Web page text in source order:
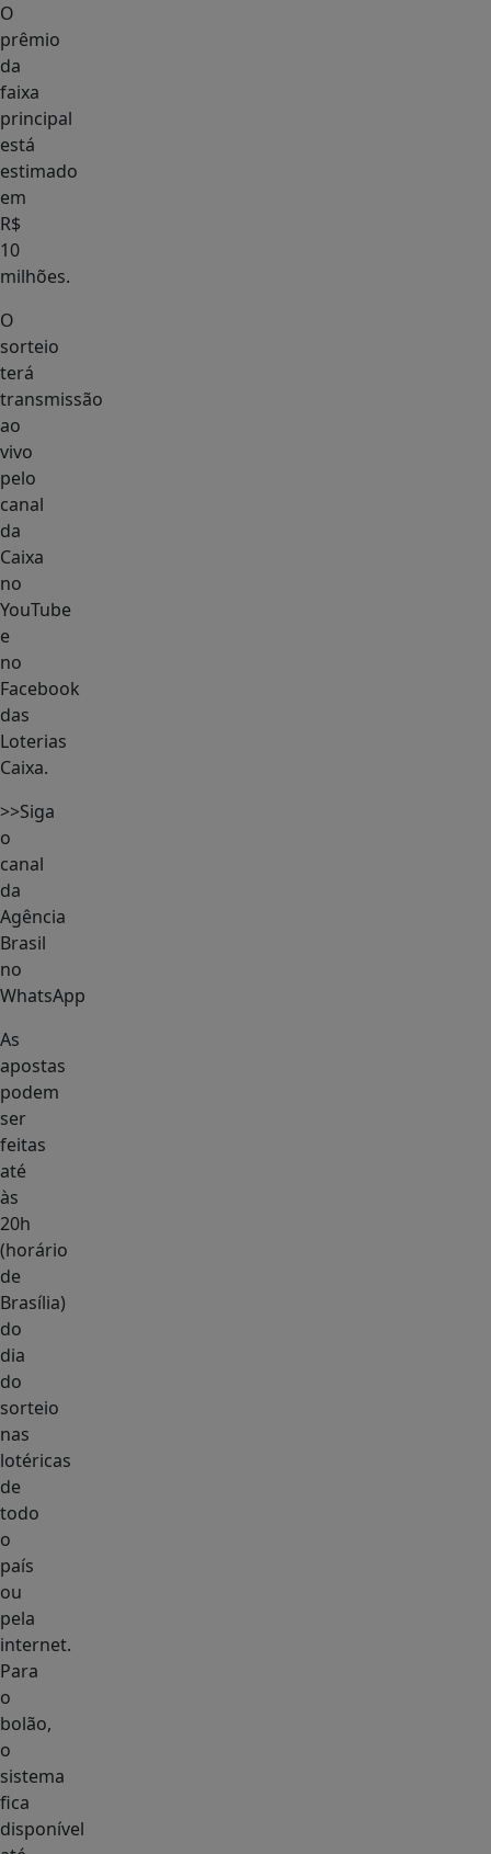
O
prêmio
da
faixa
principal
está
estimado
em
R$
10
milhões.
O
sorteio
terá
transmissão
ao
vivo
pelo
canal
da
Caixa
no
YouTube
e
no
Facebook
das
Loterias
Caixa.
>>Siga
o
canal
da
Agência
Brasil
no
WhatsApp
As
apostas
podem
ser
feitas
até
às
20h
(horário
de
Brasília)
do
dia
do
sorteio
nas
lotéricas
de
todo
o
país
ou
pela
internet.
Para
o
bolão,
o
sistema
fica
disponível